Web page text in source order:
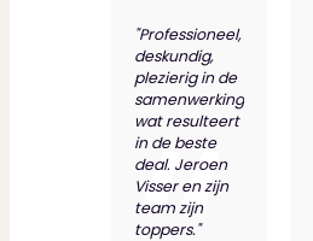
"Professioneel,
deskundig,
plezierig in de
samenwerking
wat resulteert
in de beste
deal. Jeroen
Visser en zijn
team zijn
toppers."